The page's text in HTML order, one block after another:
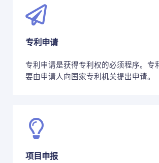
专利申请
专利申请是获得专利权的必须程序。专
要由申请人向国家专利机关提出申请。
项目申报